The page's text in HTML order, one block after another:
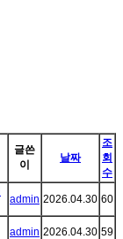
글쓴
이
날짜
조
회
수
admin 2026.04.30 60
admin 2026.04.30 59